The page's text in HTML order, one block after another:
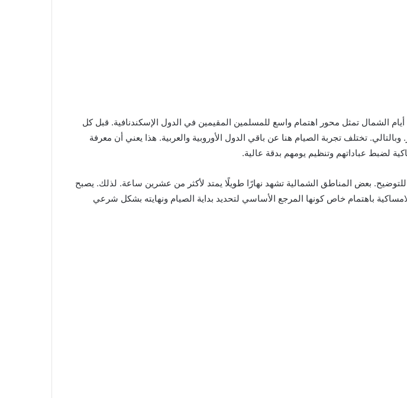
الشمال تمثل محور اهتمام واسع للمسلمين المقيمين في الدول الإسكندنافية. قبل كل
تختلف تجربة الصيام هنا عن باقي الدول الأوروبية والعربية. هذا يعني أن معرفة
لضبط عباداتهم وتنظيم يومهم بدقة عالية.
بعض المناطق الشمالية تشهد نهارًا طويلًا يمتد لأكثر من عشرين ساعة. لذلك. يصبح
باهتمام خاص كونها المرجع الأساسي لتحديد بداية الصيام ونهايته بشكل شرعي